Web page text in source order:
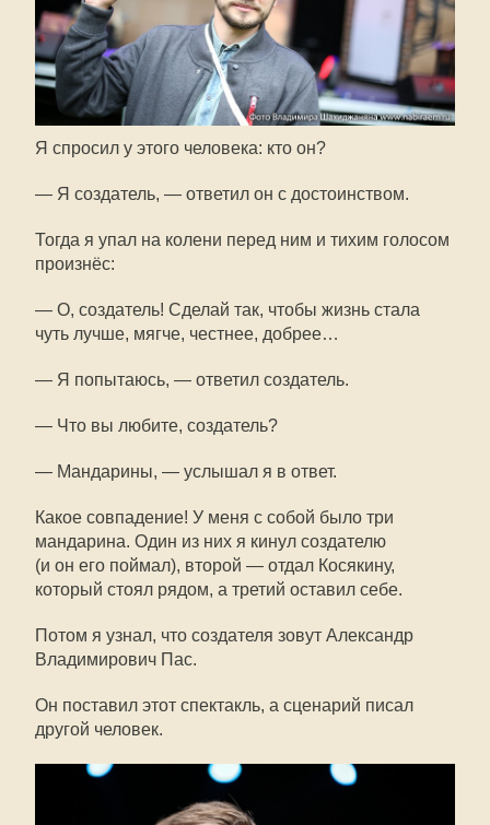
Я спросил у этого человека: кто он?
— Я создатель, — ответил он с достоинством.
Тогда я упал на колени перед ним и тихим голосом
произнёс:
— О, создатель! Сделай так, чтобы жизнь стала
чуть лучше, мягче, честнее, добрее…
— Я попытаюсь, — ответил создатель.
— Что вы любите, создатель?
— Мандарины, — услышал я в ответ.
Какое совпадение! У меня с собой было три
мандарина. Один из них я кинул создателю
(и он его поймал), второй — отдал Косякину,
который стоял рядом, а третий оставил себе.
Потом я узнал, что создателя зовут Александр
Владимирович Пас.
Он поставил этот спектакль, а сценарий писал
другой человек.